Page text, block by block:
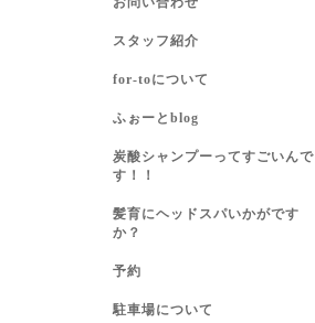
スタッフ紹介
for-toについて
ふぉーとblog
炭酸シャンプーってすごいんで
す！！
髪育にヘッドスパいかがです
か？
予約
駐車場について